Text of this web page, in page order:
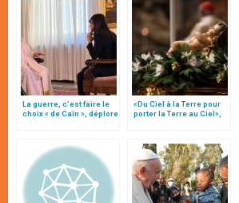
La guerre, c’est faire le
choix « de Caïn », déplore
«Du Ciel à la Terre pour
porter la Terre au Ciel»,